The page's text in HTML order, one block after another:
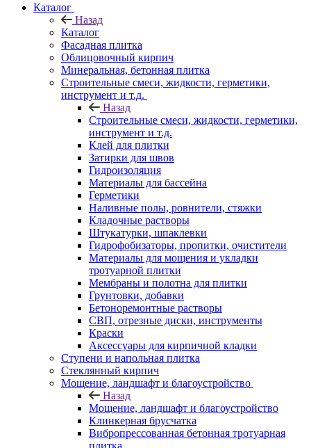
Каталог
Назад
Каталог
Фасадная плитка
Облицовочный кирпич
Минеральная, бетонная плитка
Строительные смеси, жидкости, герметики,
инструмент и т.д.
Назад
Строительные смеси, жидкости, герметики,
инструмент и т.д.
Клей для плитки
Затирки для швов
Гидроизоляция
Материалы для бассейна
Герметики
Наливные полы, ровнители, стяжки
Кладочные растворы
Штукатурки, шпаклевки
Гидрофобизаторы, пропитки, очистители
Материалы для мощения и укладки
тротуарной плитки
Мембраны и полотна для плитки
Грунтовки, добавки
Бетоноремонтные растворы
СВП, отрезные диски, инструменты
Краски
Аксессуары для кирпичной кладки
Ступени и напольная плитка
Cтеклянный кирпич
Мощение, ландшафт и благоустройство
Назад
Мощение, ландшафт и благоустройство
Клинкерная брусчатка
Вибропрессованная бетонная тротуарная
плитка